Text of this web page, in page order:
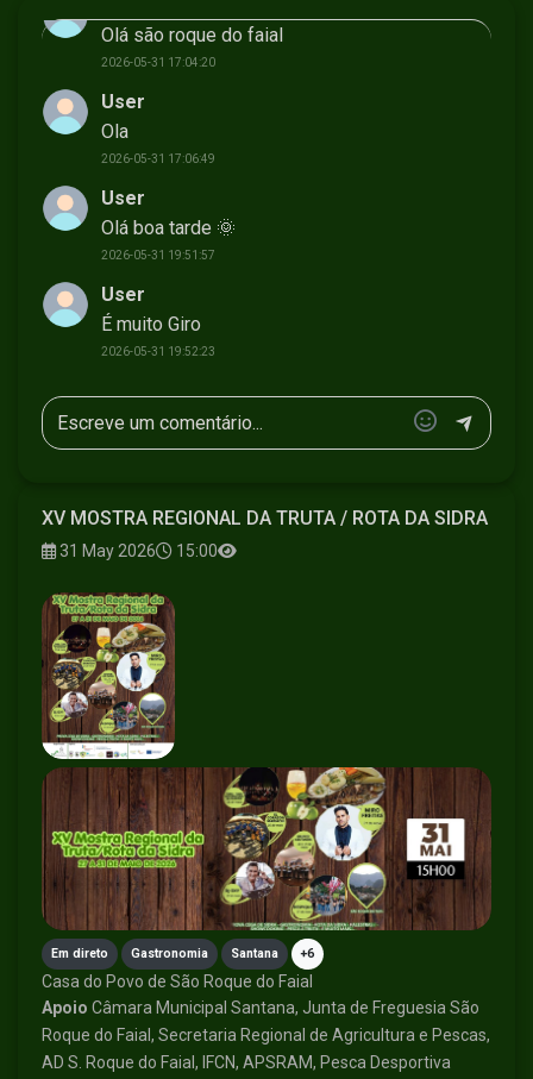
Olá são roque do faial
2026-05-31 17:04:20
User
Ola
2026-05-31 17:06:49
User
Olá boa tarde 🌞
2026-05-31 19:51:57
User
É muito Giro
2026-05-31 19:52:23
XV MOSTRA REGIONAL DA TRUTA / ROTA DA SIDRA
31 May 2026 15:00
Em direto Gastronomia Santana +6
Casa do Povo de São Roque do Faial
Apoio Câmara Municipal Santana, Junta de Freguesia São
Roque do Faial, Secretaria Regional de Agricultura e Pescas,
AD S. Roque do Faial, IFCN, APSRAM, Pesca Desportiva